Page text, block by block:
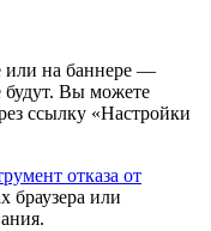
или на баннере —
будут. Вы можете
ссылку «Настройки
отказа от
браузера или